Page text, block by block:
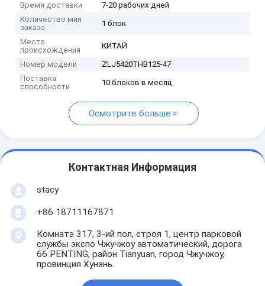
Время доставки
7-20 рабочих дней
Количество мин
заказа
1 блок
Место
происхождения
КИТАЙ
Номер модели
ZLJ5420THB125-47
Поставка
способности
10 блоков в месяц
Осмотрите больше
Контактная Информация
stacy
+86 18711167871
Комната 317, 3-ий пол, строя 1, центр парковой
службы экспо Чжучжоу автоматический, дорога
66 PENTING, район Tianyuan, город Чжучжоу,
провинция Хунань.